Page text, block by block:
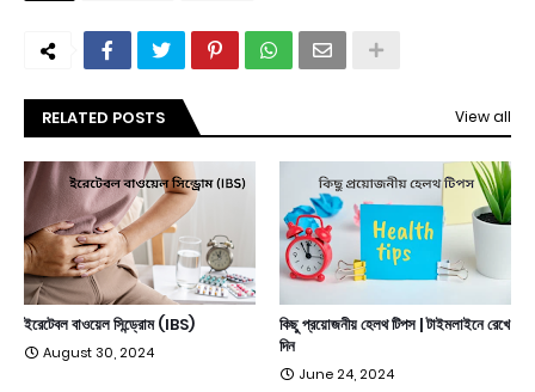
RELATED POSTS View all
ইরেটেবল বাওয়েল সিন্ড্রোম (IBS)
August 30, 2024
কিছু প্রয়োজনীয় হেলথ টিপস | টাইমলাইনে রেখে
দিন
June 24, 2024